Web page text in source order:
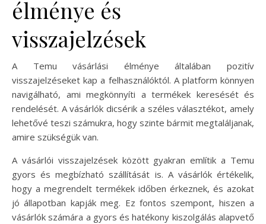
élménye és
visszajelzések
A Temu vásárlási élménye általában pozitív
visszajelzéseket kap a felhasználóktól. A platform könnyen
navigálható, ami megkönnyíti a termékek keresését és
rendelését. A vásárlók dicsérik a széles választékot, amely
lehetővé teszi számukra, hogy szinte bármit megtaláljanak,
amire szükségük van.
A vásárlói visszajelzések között gyakran említik a Temu
gyors és megbízható szállítását is. A vásárlók értékelik,
hogy a megrendelt termékek időben érkeznek, és azokat
jó állapotban kapják meg. Ez fontos szempont, hiszen a
vásárlók számára a gyors és hatékony kiszolgálás alapvető